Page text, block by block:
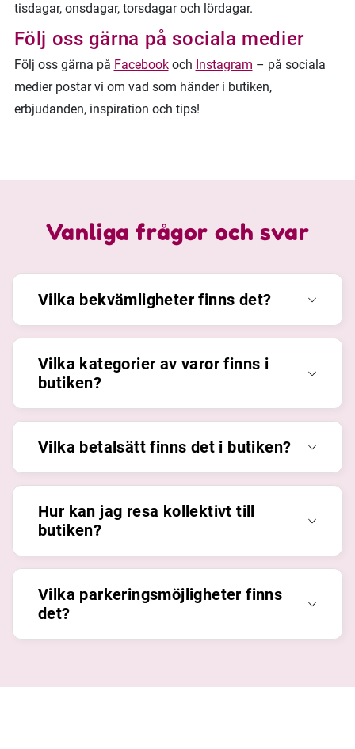
tisdagar, onsdagar, torsdagar och lördagar.
Följ oss gärna på sociala medier
Följ oss gärna på Facebookoch Instagram – på sociala
medier postar vi om vad som händer i butiken,
erbjudanden, inspiration och tips!
Vanliga frågor och svar
Vilka bekvämligheter finns det?
Vilka kategorier av varor finns i
butiken?
Vilka betalsätt finns det i butiken?
Hur kan jag resa kollektivt till
butiken?
Vilka parkeringsmöjligheter finns
det?